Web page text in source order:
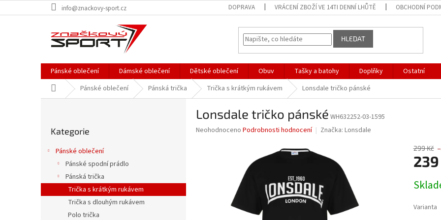
na
info@znackovy-sport.cz DOPRAVA VRÁCENÍ ZBOŽÍ VE 14TI DENNÍ LHŮTĚ OBCHODNÍ
HLEDAT
Pánské oblečení Dámské oblečení Dětské oblečení Obuv Tašky a batohy Doplňky
Ostatní
Domů Pánské oblečení Pánská trička Trička s krátkým rukávem Lonsdale tričko pánské
kategorie
Kategorie
Pánské oblečení
Pánské spodní prádlo
Pánská trička
Trička s krátkým rukávem
Trička s dlouhým rukávem
Polo trička
Lonsdale tričko pánské WH632252-03-1595
Průměrné
Neohodnoceno Podrobnosti hodnocení Značka: Lonsdale
299 Kč
cena:
Varianta